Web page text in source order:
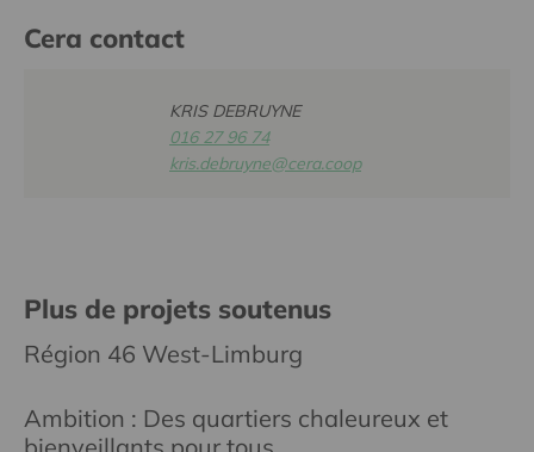
Cera contact
KRIS DEBRUYNE
016 27 96 74
kris.debruyne@cera.coop
Plus de projets soutenus
Région 46 West-Limburg
Ambition : Des quartiers chaleureux et